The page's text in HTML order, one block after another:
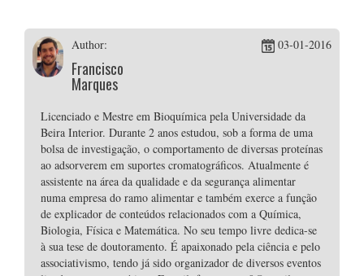
Author:
Francisco
Marques
03-01-2016
Licenciado e Mestre em Bioquímica pela Universidade da
Beira Interior. Durante 2 anos estudou, sob a forma de uma
bolsa de investigação, o comportamento de diversas proteínas
ao adsorverem em suportes cromatográficos. Atualmente é
assistente na área da qualidade e da segurança alimentar
numa empresa do ramo alimentar e também exerce a função
de explicador de conteúdos relacionados com a Química,
Biologia, Física e Matemática. No seu tempo livre dedica-se
à sua tese de doutoramento. É apaixonado pela ciência e pelo
associativismo, tendo já sido organizador de diversos eventos